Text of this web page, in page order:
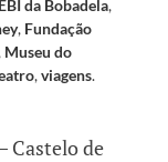
EBI da Bobadela,
, Fundação
Museu do
,viagens.
Castelo de